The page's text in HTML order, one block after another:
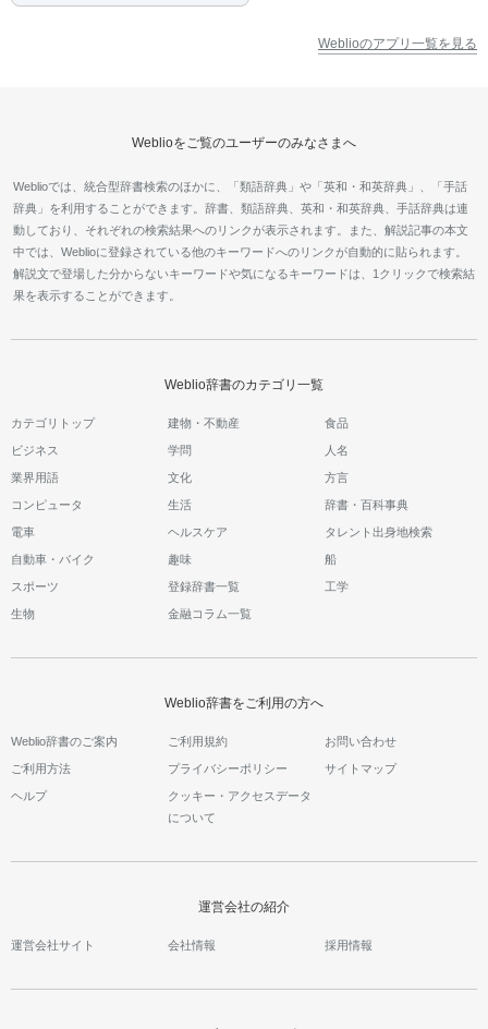
Weblioのアプリ一覧を見る
Weblioをご覧のユーザーのみなさまへ
Weblioでは、統合型辞書検索のほかに、「類語辞典」や「英和・和英辞典」、「手話
辞典」を利用することができます。辞書、類語辞典、英和・和英辞典、手話辞典は連
動しており、それぞれの検索結果へのリンクが表示されます。また、解説記事の本文
中では、Weblioに登録されている他のキーワードへのリンクが自動的に貼られます。
解説文で登場した分からないキーワードや気になるキーワードは、1クリックで検索結
果を表示することができます。
Weblio辞書のカテゴリ一覧
カテゴリトップ 建物・不動産 食品
ビジネス 学問 人名
業界用語 文化 方言
コンピュータ 生活 辞書・百科事典
電車 ヘルスケア タレント出身地検索
自動車・バイク 趣味 船
スポーツ 登録辞書一覧 工学
生物 金融コラム一覧
Weblio辞書をご利用の方へ
Weblio辞書のご案内 ご利用規約 お問い合わせ
ご利用方法 プライバシーポリシー サイトマップ
ヘルプ
クッキー・アクセスデータ
について
運営会社の紹介
運営会社サイト 会社情報 採用情報